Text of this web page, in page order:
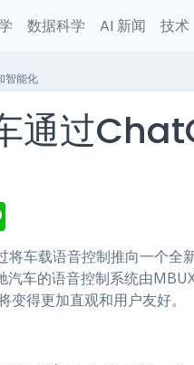
数据科学 AI 新闻 技术
智能化
通过
e 车载语音控制推向一个全
车的语音控制系统由
得更加直观和用户友好。